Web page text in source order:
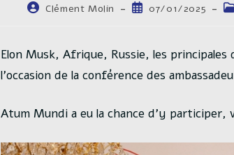
Auteur/autrice
publication :
Clément Molin
Publication
07/01/2025
Elon Musk, Afrique, Russie, les
l’occasion de la conférence des
Atum Mundi a eu la chance d’y participer,